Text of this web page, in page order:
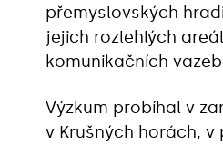
přemyslovských
jejich rozlehlých
komunikačních
Výzkum probíhal v
v Krušných horách, v